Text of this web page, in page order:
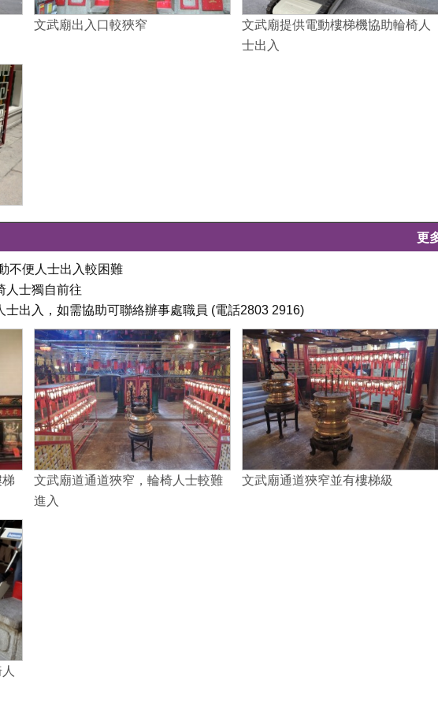
文武廟出入口較狹窄
文武廟提供電動樓梯機協助輪椅人
士出入
更
不便人士出入較困難
人士獨自前往
出入，如需協助可聯絡辦事處職員 (電話2803 2916)
文武廟道通道狹窄，輪椅人士較難
進入
文武廟通道狹窄並有樓梯級